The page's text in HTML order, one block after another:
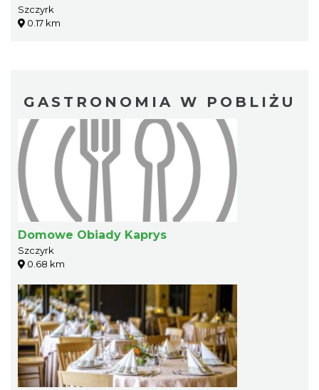
Szczyrk
0.17 km
GASTRONOMIA W POBLIŻU
Domowe Obiady Kaprys
Szczyrk
0.68 km